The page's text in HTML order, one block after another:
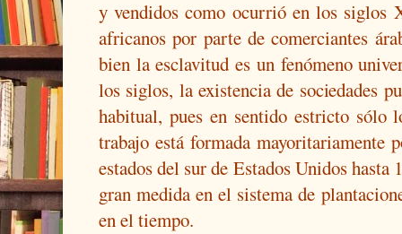
y vendidos como ocurrió en los
africanos por parte de comerciantes
bien la esclavitud es un fenómeno
los siglos, la existencia de sociedades
habitual, pues en sentido estricto sólo
trabajo está formada mayoritariamente
estados del sur de Estados Unidos hasta
gran medida en el sistema de
en el tiempo.